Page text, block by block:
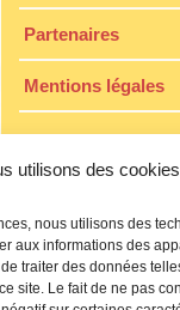
utilisons des cookies
nous utilisons des
aux informations des
traiter des données
site. Le fait de ne pas
Partenaires
Mentions légales